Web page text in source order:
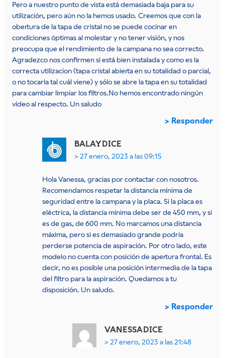
Pero a nuestro punto de vista está demasiada baja para su
utilización, pero aún no la hemos usado. Creemos que con la
obertura de la tapa de cristal no se puede cocinar en
condiciones óptimas al molestar y no tener visión, y nos
preocupa que el rendimiento de la campana no sea correcto.
Agradezco nos confirmen si está bien instalada y como es la
correcta utilizacion (tapa cristal abierta en su totalidad o parcial,
o no tocarla tal cuál viene) y sólo se abre la tapa en su totalidad
para cambiar limpiar los filtros.No hemos encontrado ningún
vídeo al respecto. Un saludo
Responder
BALAY DICE
27 enero, 2023 a las 09:15
Hola Vanessa, gracias por contactar con nosotros.
Recomendamos respetar la distancia mínima de
seguridad entre la campana y la placa. Si la placa es
eléctrica, la distancia mínima debe ser de 450 mm, y si
es de gas, de 600 mm. No marcamos una distancia
máxima, pero si es demasiado grande podría
perderse potencia de aspiración. Por otro lado, este
modelo no cuenta con posición de apertura frontal. Es
decir, no es posible una posición intermedia de la tapa
del filtro para la aspiración. Quedamos a tu
disposición. Un saludo.
Responder
VANESSA DICE
27 enero, 2023 a las 21:48